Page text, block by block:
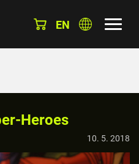
EN
Heroes
10. 5. 2018